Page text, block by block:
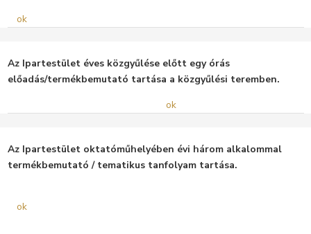
ok
Az Ipartestület éves közgyűlése előtt egy órás
előadás/termékbemutató tartása a közgyűlési teremben.
ok
Az Ipartestület oktatóműhelyében évi három alkalommal
termékbemutató / tematikus tanfolyam tartása.
ok